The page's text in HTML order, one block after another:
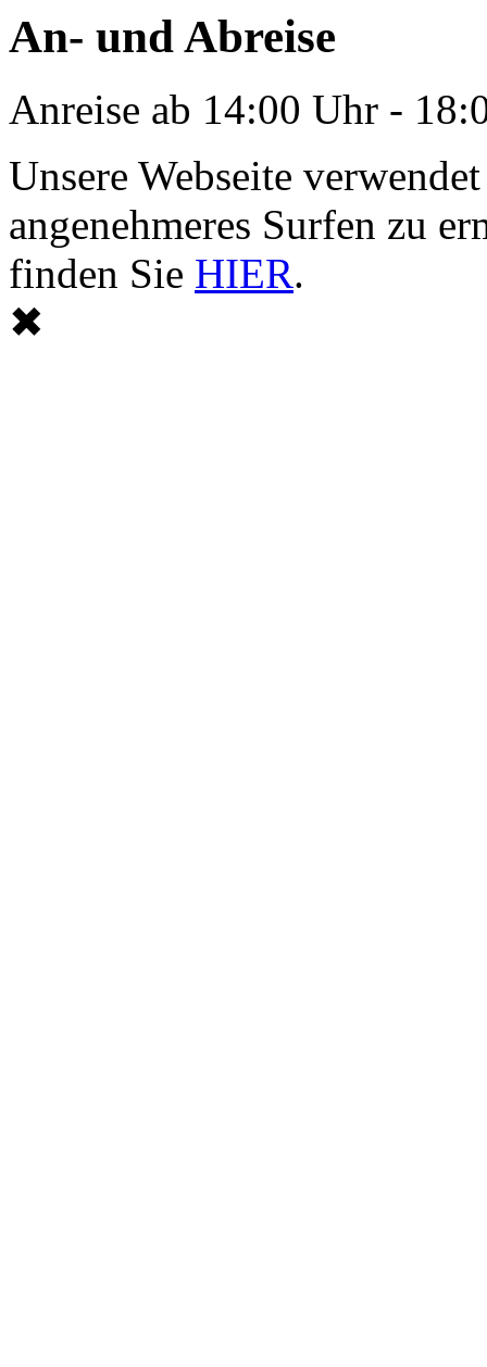
An- und Abreise
Anreise ab 14:00 Uhr -
Unsere Webseite
angenehmeres Surfen zu
finden Sie HIER.
✖